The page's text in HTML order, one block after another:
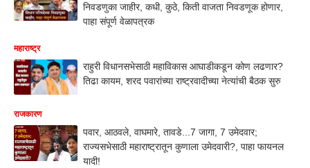
निवडणुका जाहीर, कधी, कुठे, किती वाजता निवडणूक होणार,
पाहा संपूर्ण वेळापत्रक
महाराष्ट्र
राहुरी विधानसभेसाठी महाविकास आघाडीकडून कोण लढणार?
तिढा कायम, शरद पवारांच्या राष्ट्रवादीच्या नेत्यांची बैठक सुरु
राजकारण
पवार, आठवले, वाघमारे, तावडे...7 जागा, 7 उमेदवार;
राज्यसभेसाठी महाराष्ट्रातून कुणाला उमेदवारी?, पाहा फायनल
यादी!